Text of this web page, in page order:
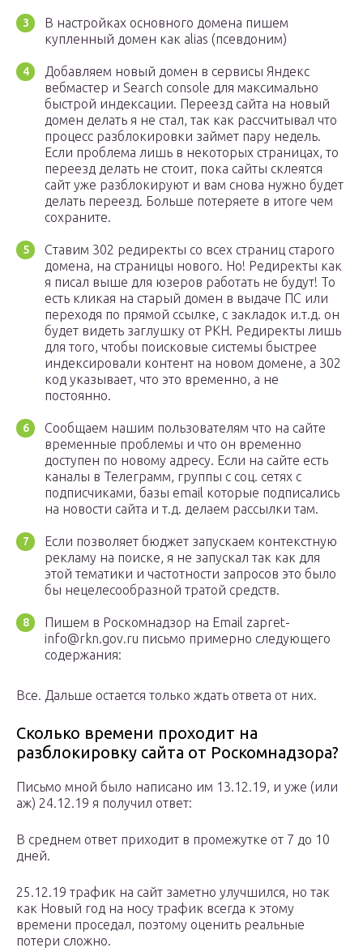
В настройках основного домена пишем
купленный домен как alias (псевдоним)
Добавляем новый домен в сервисы Яндекс
вебмастер и Search console для максимально
быстрой индексации. Переезд сайта на новый
домен делать я не стал, так как рассчитывал что
процесс разблокировки займет пару недель.
Если проблема лишь в некоторых страницах, то
переезд делать не стоит, пока сайты склеятся
сайт уже разблокируют и вам снова нужно будет
делать переезд. Больше потеряете в итоге чем
сохраните.
Ставим 302 редиректы со всех страниц старого
домена, на страницы нового. Но! Редиректы как
я писал выше для юзеров работать не будут! То
есть кликая на старый домен в выдаче ПС или
переходя по прямой ссылке, с закладок и.т.д. он
будет видеть заглушку от РКН. Редиректы лишь
для того, чтобы поисковые системы быстрее
индексировали контент на новом домене, а 302
код указывает, что это временно, а не
постоянно.
Сообщаем нашим пользователям что на сайте
временные проблемы и что он временно
доступен по новому адресу. Если на сайте есть
каналы в Телеграмм, группы с соц. сетях с
подписчиками, базы email которые подписались
на новости сайта и т.д. делаем рассылки там.
Если позволяет бюджет запускаем контекстную
рекламу на поиске, я не запускал так как для
этой тематики и частотности запросов это было
бы нецелесообразной тратой средств.
Пишем в Роскомнадзор на Email zapret-
info@rkn.gov.ru письмо примерно следующего
содержания:
Все. Дальше остается только ждать ответа от них.
Сколько времени проходит на
разблокировку сайта от Роскомнадзора?
Письмо мной было написано им 13.12.19, и уже (или
аж) 24.12.19 я получил ответ:
В среднем ответ приходит в промежутке от 7 до 10
дней.
25.12.19 трафик на сайт заметно улучшился, но так
как Новый год на носу трафик всегда к этому
времени проседал, поэтому оценить реальные
потери сложно.